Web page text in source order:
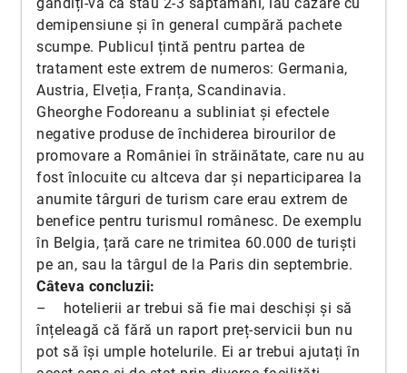
demipensiune și în general cumpără pachete
scumpe. Publicul țintă pentru partea de
tratament este extrem de numeros: Germania,
Austria, Elveția, Franța, Scandinavia.
Gheorghe Fodoreanu a subliniat și efectele
negative produse de închiderea birourilor de
promovare a României în străinătate, care nu au
fost înlocuite cu altceva dar și neparticiparea la
anumite târguri de turism care erau extrem de
benefice pentru turismul românesc. De exemplu
în Belgia, țară care ne trimitea 60.000 de turiști
pe an, sau la târgul de la Paris din septembrie.
Câteva concluzii:
– hotelierii ar trebui să fie mai deschiși și să
înțeleagă că fără un raport preț-servicii bun nu
pot să își umple hotelurile. Ei ar trebui ajutați în